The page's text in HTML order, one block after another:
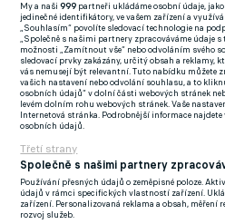
FlashFutbal (SK)
Tenisportal.cz
Tenisové zprávy
na Livesportu
Podmínky užití
Zásady ochrany osobních údajů
GDPR a
My a naši999 partneři ukládáme osobní údaje,
jedinečné identifikátory, ve vašem zařízení a
„Souhlasím“ povolíte sledovací technologie na
„Společně s našimi partnery zpracováváme údaje
možnosti „Zamítnout vše“ nebo odvoláním svého
sledovací prvky zakázány, určitý obsah a reklamy,
vás nemusejí být relevantní. Tuto nabídku můžete
vašich nastavení nebo odvolání souhlasu, a to
osobních údajů“ v dolní části webových stránek
levém dolním rohu webových stránek. Vaše
Internetová stránka. Podrobnější informace
osobních údajů.
Třetí strany
Společně s našimi partnery
Používání přesných údajů o zeměpisné poloze.
údajů v rámci specifických vlastností zařízení.
zařízení. Personalizovaná reklama a obsah,
rozvoj služeb.